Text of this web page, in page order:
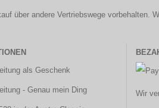
über andere Vertriebswege vorbehalten.
als Geschenk
- Genau mein Ding Wir